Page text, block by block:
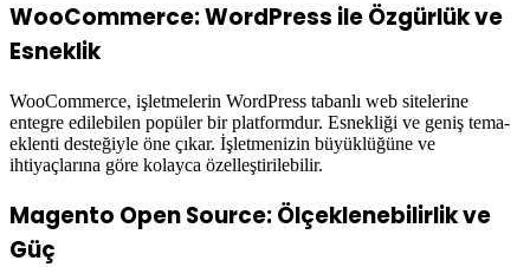
WooCommerce: WordPress ile Özgürlük ve
Esneklik
WooCommerce, işletmelerin WordPress tabanlı web sitelerine
entegre edilebilen popüler bir platformdur. Esnekliği ve geniş tema-
eklenti desteğiyle öne çıkar. İşletmenizin büyüklüğüne ve
ihtiyaçlarına göre kolayca özelleştirilebilir.
Magento Open Source: Ölçeklenebilirlik ve
Güç